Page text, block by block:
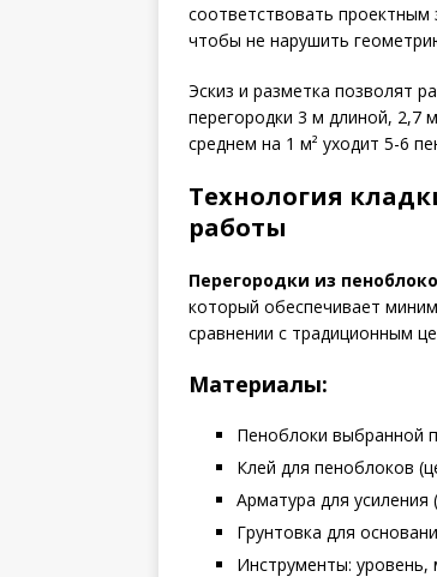
соответствовать
чтобы не нарушить
Эскиз и разметка позволят
перегородки 3 м длиной, 2,7
среднем на 1 м² уходит 5-6
Технология
работы
Перегородки из
который обеспечивает
сравнении с традиционным
Материалы:
Пеноблоки выбранной
Клей для пеноблоков
Арматура для усиления
Грунтовка для
Инструменты: